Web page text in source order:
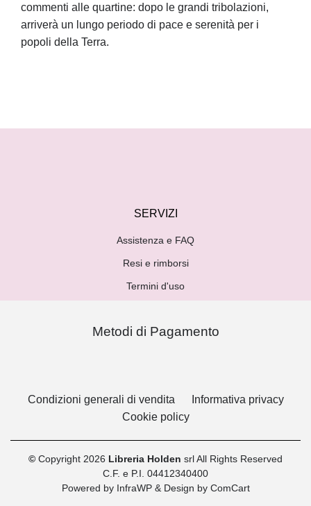
commenti alle quartine: dopo le grandi tribolazioni,
arriverà un lungo periodo di pace e serenità per i
popoli della Terra.
SERVIZI
Assistenza e FAQ
Resi e rimborsi
Termini d'uso
Metodi di Pagamento
Condizioni generali di vendita
Informativa privacy
Cookie policy
© Copyright 2026 Libreria Holden srl All Rights Reserved
C.F. e P.I. 04412340400
Powered by InfraWP& Design by ComCart